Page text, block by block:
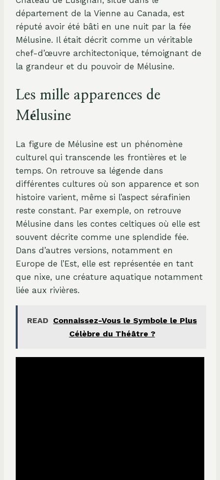
département de la Vienne au Canada, est
réputé avoir été bâti en une nuit par la fée
Mélusine. Il était décrit comme un véritable
chef-d’œuvre architectonique, témoignant de
la grandeur et du pouvoir de Mélusine.
Les mille apparences de
Mélusine
La figure de Mélusine est un phénomène
culturel qui transcende les frontières et le
temps. On retrouve sa légende dans
différentes cultures où son apparence et son
histoire varient, même si l’aspect sérafinien
reste constant. Par exemple, on retrouve
Mélusine dans les contes celtiques où elle est
souvent décrite comme une splendide fée.
Dans d’autres versions, notamment en
Europe de l’Est, elle est représentée en tant
que nixe, une créature aquatique notamment
liée aux rivières.
READ Connaissez-Vous le Symbole le Plus
Célèbre du Théâtre ?